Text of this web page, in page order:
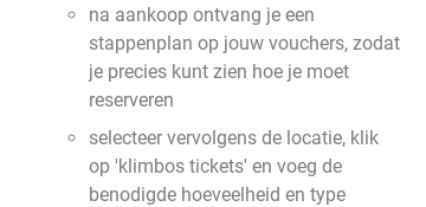
na aankoop ontvang je een
stappenplan op jouw vouchers, zodat
je precies kunt zien hoe je moet
reserveren
selecteer vervolgens de locatie, klik
op 'klimbos tickets' en voeg de
benodigde hoeveelheid en type